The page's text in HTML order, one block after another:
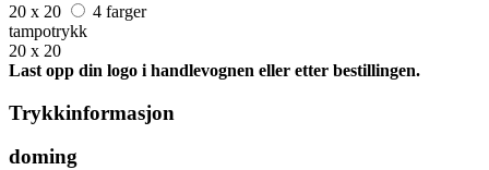
20 x 20
4 farger
tampotrykk
20 x 20
Last opp din logo i handlevognen eller etter bestillingen.
Trykkinformasjon
doming